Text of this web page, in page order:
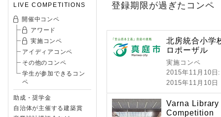
LIVE COMPETITIONS
開催中コンペ
アワード
実施コンペ
アイディアコンペ
その他のコンペ
学生が参加できるコン
ペ
助成・奨学金
自治体が主催する建築賞
登録期限が過ぎたコンペ
北房統合小学
ロポーザル
実施コンペ
2015年11月10日
2015年11月10日
Varna
Competition